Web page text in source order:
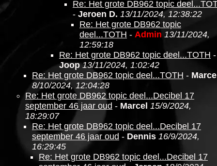
Re: Het grote DB962 topic
- Jeroen D. 13/11/2024, 12:38:22
Re: Het grote DB962 topic
deel...TOTH - Admin 13/11/2024,
12:59:18
Re: Het grote DB962 topic deel...TOTH -
Joop 13/11/2024, 1:02:42
Re: Het grote DB962 topic deel...TOTH -
8/10/2024, 12:04:28
Re: Het grote DB962 topic deel...Decibel 17
september 46 jaar oud - Marcel 15/9/2024,
18:29:07
Re: Het grote DB962 topic deel...Decibel 17
september 46 jaar oud - Dennis 16/9/2024,
16:29:45
Re: Het grote DB962 topic deel...Decibel 17